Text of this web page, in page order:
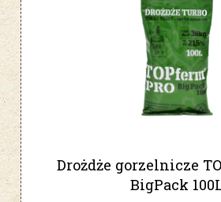
Drożdże gorzelnicze
BigPack